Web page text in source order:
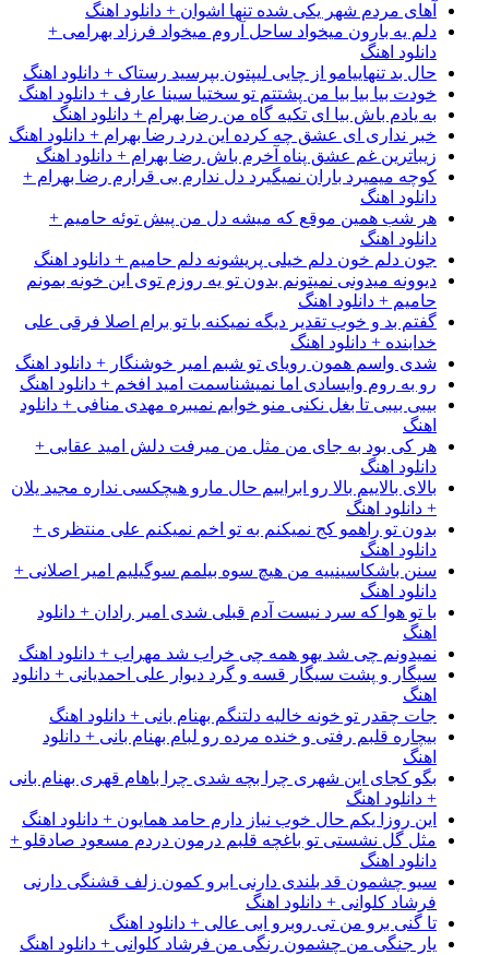
آهای مردم شهر یکی شده تنها اشوان + دانلود اهنگ
دلم یه بارون میخواد ساحل آروم میخواد فرزاد بهرامی +
دانلود اهنگ
حال بد تنهاییامو از چایی لیپتون بپرسید رستاک + دانلود اهنگ
خودت بیا بیا بیا من پشتتم تو سختیا سینا عارف + دانلود اهنگ
به یادم باش بیا ای تکیه گاه من رضا بهرام + دانلود اهنگ
خبر نداری ای عشق چه کرده این درد رضا بهرام + دانلود اهنگ
زیباترین غم عشق پناه آخرم باش رضا بهرام + دانلود اهنگ
کوچه میمیرد باران نمیگیرد دل ندارم بی قرارم رضا بهرام +
دانلود اهنگ
هر شب همین موقع که میشه دل من پیش توئه حامیم +
دانلود اهنگ
جون دلم خون دلم خیلی پریشونه دلم حامیم + دانلود اهنگ
دیوونه میدونی نمیتونم بدون تو یه روزم توی این خونه بمونم
حامیم + دانلود اهنگ
گفتم بد و خوب تقدیر دیگه نمیکنه با تو برام اصلا فرقی علی
خدابنده + دانلود اهنگ
شدی واسم همون رویای تو شبم امیر خوشنگار + دانلود اهنگ
رو به روم وایسادی اما نمیشناسمت امید افخم + دانلود اهنگ
بیبی بیبی تا بغل نکنی منو خوابم نمیبره مهدی منافی + دانلود
اهنگ
هر کی بود به جای من مثل من میرفت دلش امید عقابی +
دانلود اهنگ
بالای بالاییم بالا رو ابراییم حال مارو هیچکسی نداره مجید یلان
+ دانلود اهنگ
بدون تو راهمو کج نمیکنم به تو اخم نمیکنم علی منتظری +
دانلود اهنگ
سنن باشکاسینییه من هیچ سوه بیلمم سوگیلیم امیر اصلانی +
دانلود اهنگ
با تو هوا که سرد نیست آدم قبلی شدی امیر رادان + دانلود
اهنگ
نمیدونم چی شد یهو همه چی خراب شد مهراب + دانلود اهنگ
سیگار و پشت سیگار قسه و گرد دیوار علی احمدیانی + دانلود
اهنگ
جات چقدر تو خونه خالیه دلتنگم بهنام بانی + دانلود اهنگ
بیچاره قلبم رفتی و خنده مرده رو لبام بهنام بانی + دانلود
اهنگ
بگو کجای این شهری چرا بچه شدی چرا باهام قهری بهنام بانی
+ دانلود اهنگ
این روزا یکم حال خوب نیاز دارم حامد همایون + دانلود اهنگ
مثل گل نشستی تو باغچه قلبم درمون دردم مسعود صادقلو +
دانلود اهنگ
سیو چشمون قد بلندی دارنی ابرو کمون زلف قشنگی دارنی
فرشاد کلوانی + دانلود اهنگ
تا گنی برو من تی روبرو ابی عالی + دانلود اهنگ
یار جنگی من چشمون رنگی من فرشاد کلوانی + دانلود اهنگ